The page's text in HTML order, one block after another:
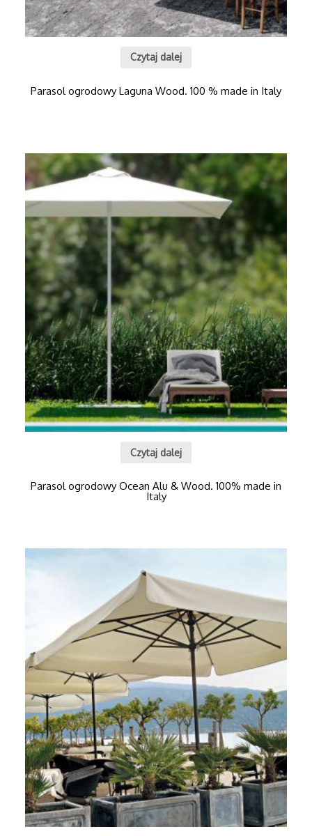
Czytaj dalej
Parasol ogrodowy Laguna Wood. 100 % made in Italy
Czytaj dalej
Parasol ogrodowy Ocean Alu & Wood. 100% made in
Italy